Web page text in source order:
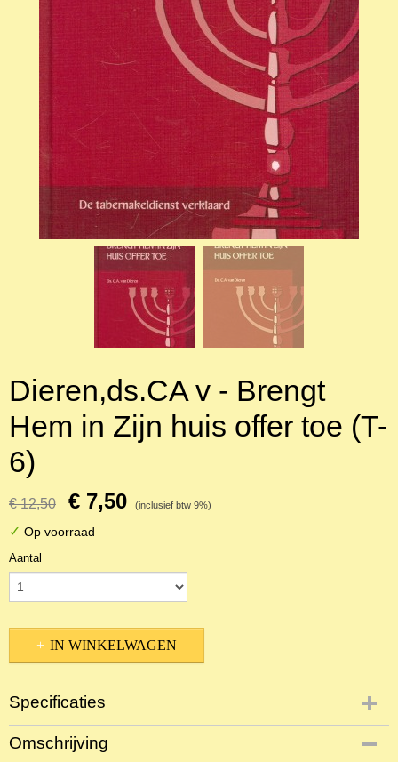
Dieren,ds.CA v - Brengt
Hem in Zijn huis offer toe (T-
6)
€ 12,50 € 7,50 (inclusief btw 9%)
✓ Op voorraad
Aantal
IN WINKELWAGEN
Specificaties
Productcode
NBKTPr-3094
Omschrijving